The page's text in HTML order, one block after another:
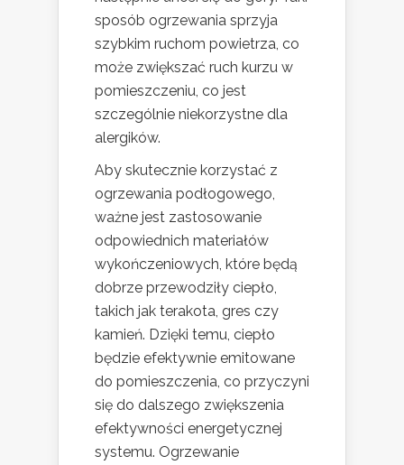
sposób ogrzewania sprzyja
szybkim ruchom powietrza, co
może zwiększać ruch kurzu w
pomieszczeniu, co jest
szczególnie niekorzystne dla
alergików.
Aby skutecznie korzystać z
ogrzewania podłogowego,
ważne jest zastosowanie
odpowiednich materiałów
wykończeniowych, które będą
dobrze przewodziły ciepło,
takich jak terakota, gres czy
kamień. Dzięki temu, ciepło
będzie efektywnie emitowane
do pomieszczenia, co przyczyni
się do dalszego zwiększenia
efektywności energetycznej
systemu. Ogrzewanie